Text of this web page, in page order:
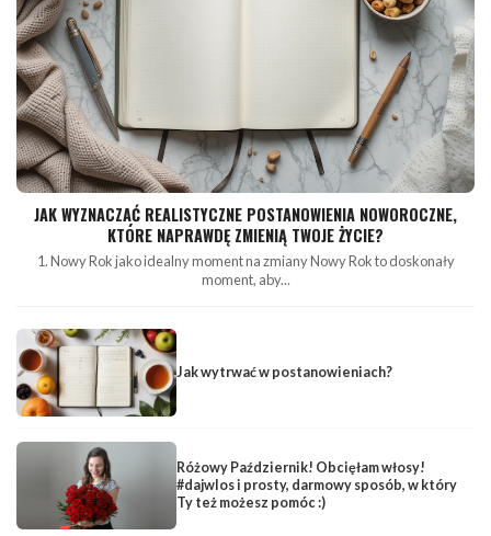
JAK WYZNACZAĆ REALISTYCZNE POSTANOWIENIA NOWOROCZNE,
KTÓRE NAPRAWDĘ ZMIENIĄ TWOJE ŻYCIE?
1. Nowy Rok jako idealny moment na zmiany Nowy Rok to doskonały
moment, aby...
Jak wytrwać w postanowieniach?
Różowy Październik! Obcięłam włosy!
#dajwlos i prosty, darmowy sposób, w który
Ty też możesz pomóc :)